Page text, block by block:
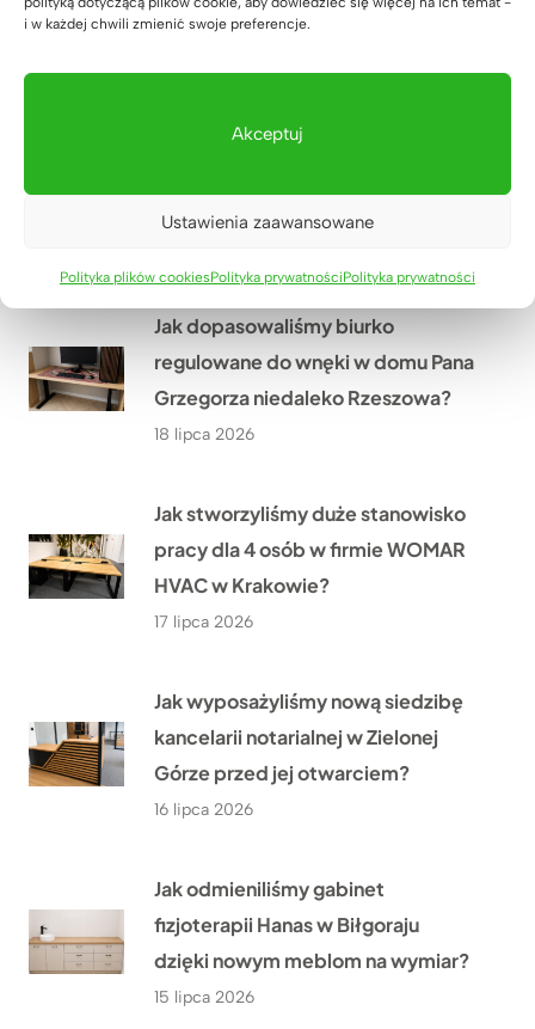
i w każdej chwili zmienić swoje preferencje.
Akceptuj
Ustawienia zaawansowane
Polityka plików cookiesPolityka prywatnościPolityka prywatności
dębowym blatem?
Jak urządzić nowoczesny gabinet
Pana Wojciecha z Biłgoraja
Jak dopasowaliśmy biurko
regulowane do wnęki w domu Pana
Grzegorza niedaleko Rzeszowa?
18 lipca 2026
Jak stworzyliśmy duże stanowisko
pracy dla 4 osób w firmie WOMAR
HVAC w Krakowie?
17 lipca 2026
Jak wyposażyliśmy nową siedzibę
kancelarii notarialnej w Zielonej
Górze przed jej otwarciem?
16 lipca 2026
Jak odmieniliśmy gabinet
fizjoterapii Hanas w Biłgoraju
dzięki nowym meblom na wymiar?
15 lipca 2026